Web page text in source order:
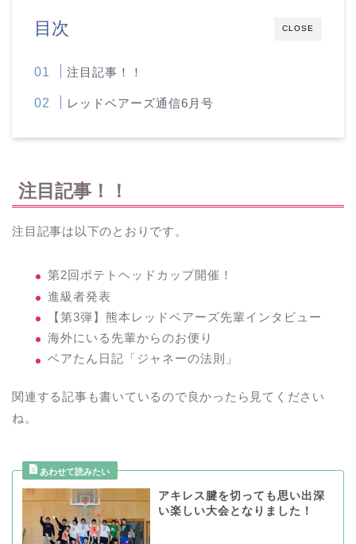
CLOSE
目次
注目記事！！
レッドベアーズ通信6月号
注目記事！！
注目記事は以下のとおりです。
第2回ポテトヘッドカップ開催！
進級者発表
【第3弾】熊本レッドベアーズ先輩インタビュー
海外にいる先輩からのお便り
ベアたん日記「ジャネーの法則」
関連する記事も書いているので良かったら見てください
ね。
アキレス腱を切っても思い出深
い楽しい大会となりました！